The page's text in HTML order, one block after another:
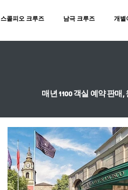
스콜피오 크루즈 남극 크루즈 개별
매년 1100 객실 예약 판